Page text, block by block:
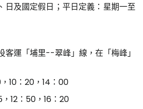
日及國定假日；平日定義：星期一至
客運「埔里--翠峰」線，在「梅峰」
10：20，14：00
12：50，16：20